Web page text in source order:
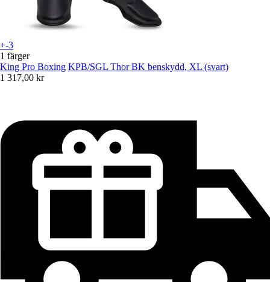
+-3
1 färger
King Pro Boxing KPB/SGL Thor BK benskydd, XL (svart)
1 317,00 kr